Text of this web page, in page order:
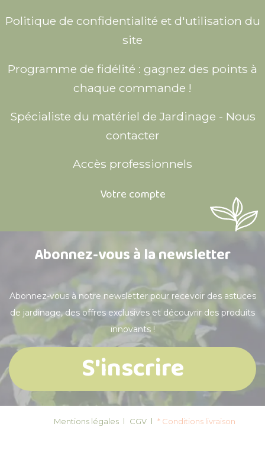
Politique de confidentialité et d'utilisation du
site
Programme de fidélité : gagnez des points à
chaque commande !
Spécialiste du matériel de Jardinage - Nous
contacter
Accès professionnels
Votre compte
Abonnez-vous à la newsletter
Abonnez-vous à notre newsletter pour recevoir des astuces
de jardinage, des offres exclusives et découvrir des produits
innovants !
S'inscrire
Mentions légales CGV * Conditions livraison